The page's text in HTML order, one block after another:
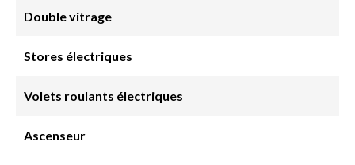
Double vitrage
Stores électriques
Volets roulants électriques
Ascenseur